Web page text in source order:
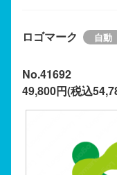
ロゴマーク
No.41692
49,800円(税込